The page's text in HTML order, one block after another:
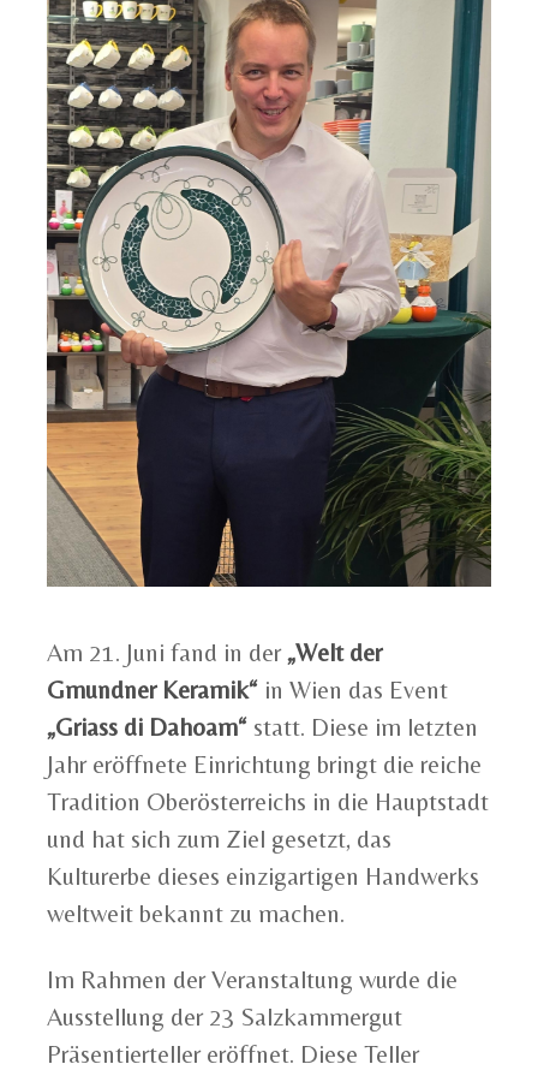
Am 21. Juni fand in der„Welt der
Gmundner Keramik“ in Wien das Event
„Griass di Dahoam“ statt. Diese im letzten
Jahr eröffnete Einrichtung bringt die reiche
Tradition Oberösterreichs in die Hauptstadt
und hat sich zum Ziel gesetzt, das
Kulturerbe dieses einzigartigen Handwerks
weltweit bekannt zu machen.
Im Rahmen der Veranstaltung wurde die
Ausstellung der 23 Salzkammergut
Präsentierteller eröffnet. Diese Teller